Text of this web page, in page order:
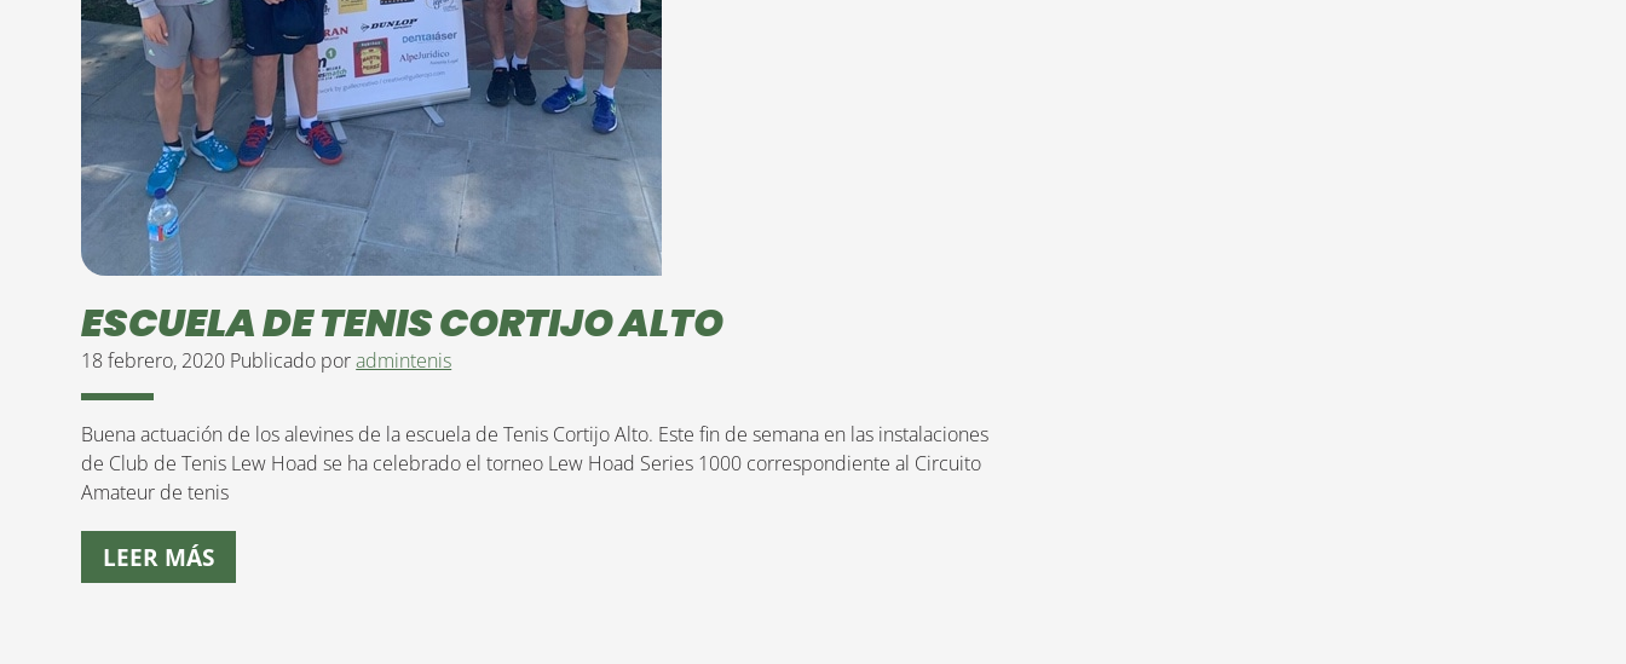
ESCUELA DE TENIS CORTIJO ALTO
18 febrero, 2020 Publicado poradmintenis
Buena actuación de los alevines de la escuela de Tenis Cortijo Alto. Este fin de semana en las instalaciones
de Club de Tenis Lew Hoad se ha celebrado el torneo Lew Hoad Series 1000 correspondiente al Circuito
Amateur de tenis
LEER MÁS